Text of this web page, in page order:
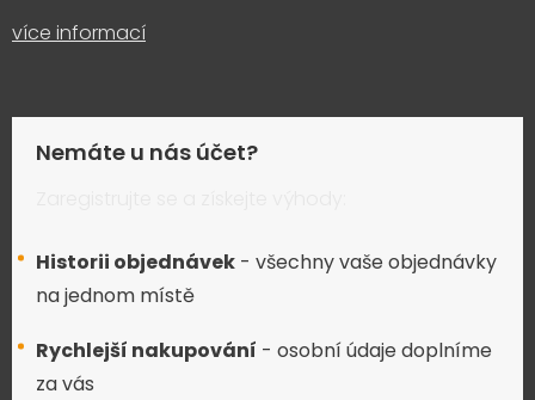
více informací
Nemáte u nás účet?
Historii objednávek - všechny vaše objednávky
na jednom místě
Rychlejší nakupování - osobní údaje doplníme
za vás